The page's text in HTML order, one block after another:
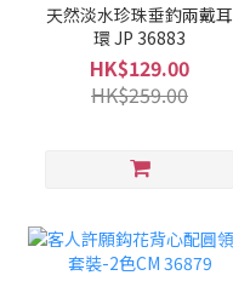
天然淡水珍珠垂釣兩戴耳
環 JP 36883
HK$129.00
HK$259.00